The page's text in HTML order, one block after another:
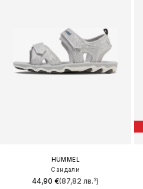
HUMMEL
Сандали
44,90 €(87,82 лв.³)